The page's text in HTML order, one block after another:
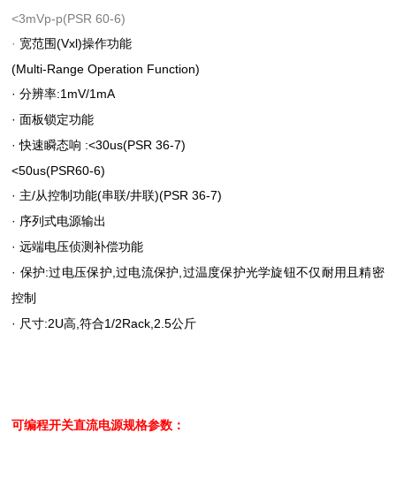
<3mVp-p(PSR 60-6)
· 宽范围(Vxl)操作功能
(Multi-Range Operation Function)
·分辨率:1mV/1mA
·面板锁定功能
·快速瞬态响 :<30us(PSR 36-7)
<50us(PSR60-6)
· 主/从控制功能(串联/井联)(PSR 36-7)
· 序列式电源输出
·远端电压侦测补偿功能
· 保护:过电压保护,过电流保护,过温度保护光学旋钮不仅耐用且精密
控制
· 尺寸:2U高,符合1/2Rack,2.5公斤
可编程开关直流电源规格参数：